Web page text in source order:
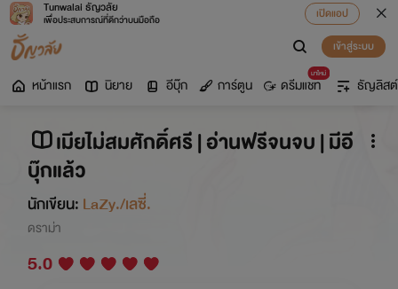
Tunwalai ธัญวลัย
เพื่อประสบการณ์ที่ดีกว่าบนมือถือ
เปิดแอป
เข้าสู่ระบบ
หน้าแรก นิยาย อีบุ๊ก การ์ตูน
มาใหม่
ดรีมแชท ธัญลิสต์
เมียไม่สมศักดิ์ศรี | อ่านฟรีจนจบ | มีอี
บุ๊กแล้ว
นักเขียน: LaZy./เลซี่.
ดราม่า
5.0